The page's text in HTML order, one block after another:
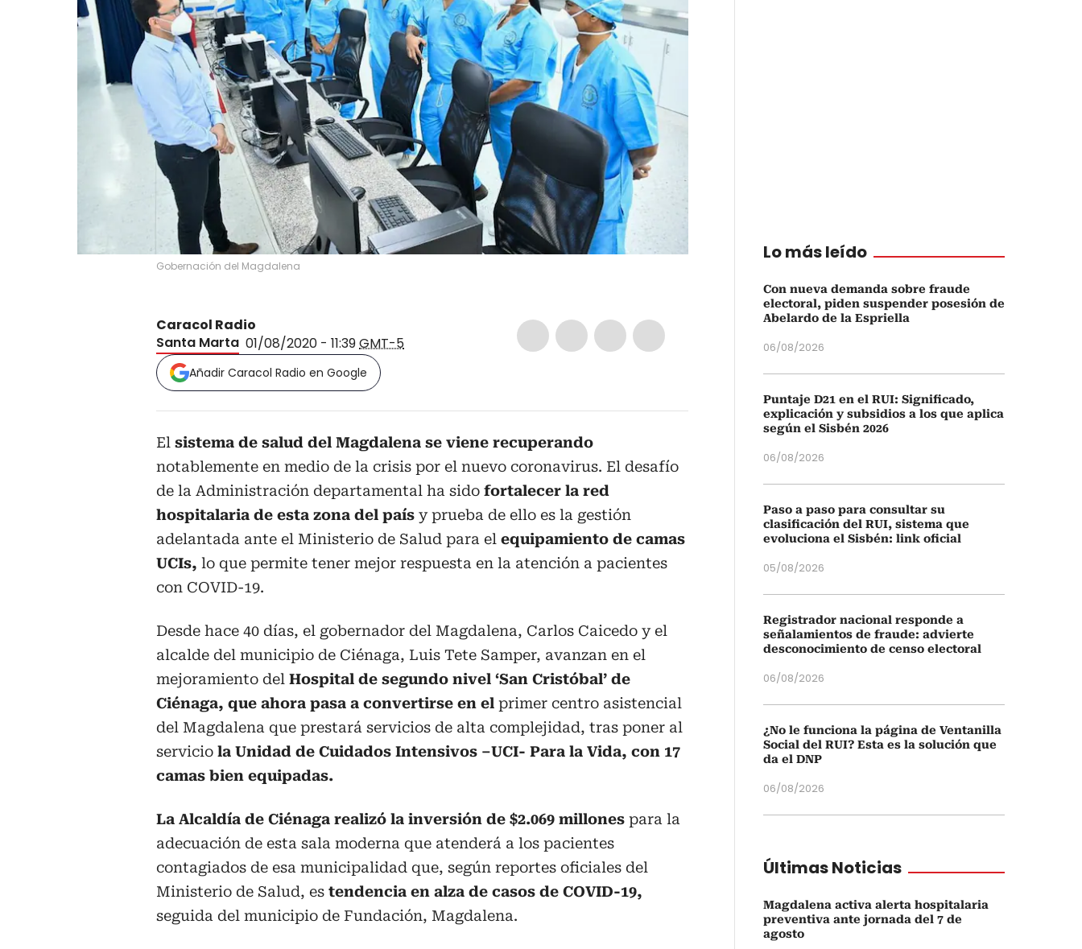
Gobernación del Magdalena
Caracol Radio
Santa Marta 01/08/2020 - 11:39GMT-5
Añadir Caracol Radio en Google
El sistema de salud del Magdalena se viene recuperando
notablemente en medio de la crisis por el nuevo coronavirus. El desafío
de la Administración departamental ha sido fortalecer la red
hospitalaria de esta zona del país y prueba de ello es la gestión
adelantada ante el Ministerio de Salud para el equipamiento de camas
UCIs, lo que permite tener mejor respuesta en la atención a pacientes
con COVID-19.
Desde hace 40 días, el gobernador del Magdalena, Carlos Caicedo y el
alcalde del municipio de Ciénaga, Luis Tete Samper, avanzan en el
mejoramiento del Hospital de segundo nivel ‘San Cristóbal’ de
Ciénaga, que ahora pasa a convertirse en el primer centro asistencial
del Magdalena que prestará servicios de alta complejidad, tras poner al
servicio la Unidad de Cuidados Intensivos –UCI- Para la Vida, con 17
camas bien equipadas.
La Alcaldía de Ciénaga realizó la inversión de $2.069 millones para la
adecuación de esta sala moderna que atenderá a los pacientes
contagiados de esa municipalidad que, según reportes oficiales del
Ministerio de Salud, es tendencia en alza de casos de COVID-19,
seguida del municipio de Fundación, Magdalena.
Lo más leído
Con nueva demanda sobre fraude
electoral, piden suspender posesión de
Abelardo de la Espriella
06/08/2026
Puntaje D21 en el RUI: Significado,
explicación y subsidios a los que aplica
según el Sisbén 2026
06/08/2026
Paso a paso para consultar su
clasificación del RUI, sistema que
evoluciona el Sisbén: link oficial
05/08/2026
Registrador nacional responde a
señalamientos de fraude: advierte
desconocimiento de censo electoral
06/08/2026
¿No le funciona la página de Ventanilla
Social del RUI? Esta es la solución que
da el DNP
06/08/2026
Últimas Noticias
Magdalena activa alerta hospitalaria
preventiva ante jornada del 7 de
agosto